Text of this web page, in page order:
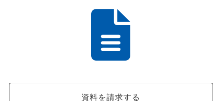
資料を請求する